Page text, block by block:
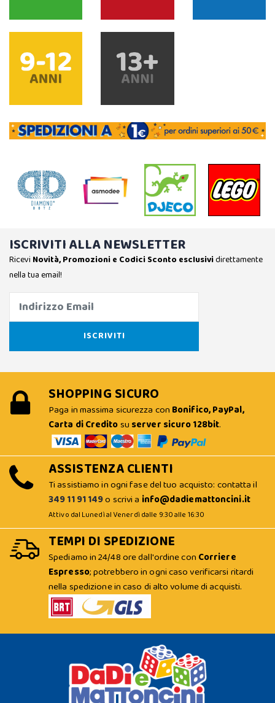
ISCRIVITI ALLA NEWSLETTER
Ricevi Novità, Promozioni e Codici Sconto esclusividirettamente
nella tua email!
SHOPPING SICURO
Paga in massima sicurezza con Bonifico, PayPal,
Carta di Creditosu server sicuro 128bit.
ASSISTENZA CLIENTI
Ti assistiamo in ogni fase del tuo acquisto: contatta il
349 11 91 149o scrivi a info@dadiemattoncini.it
Attivo dal Lunedì al Venerdì dalle 9:30 alle 16:30
TEMPI DI SPEDIZIONE
Spediamo in 24/48 ore dall'ordine con Corriere
Espresso; potrebbero in ogni caso verificarsi ritardi
nella spedizione in caso di alto volume di acquisti.